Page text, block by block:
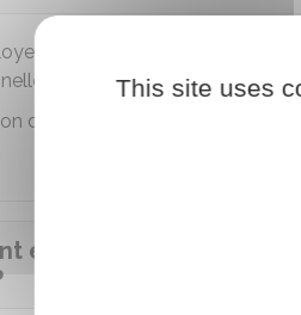
doit informer les salariés
utiliséesavant leur mise
des salariés peut être
est organisé
This site uses